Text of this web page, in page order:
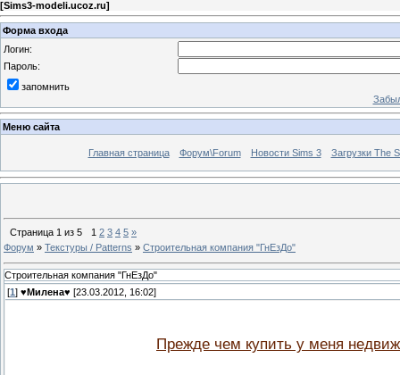
[Sims3-modeli.ucoz.ru]
Форма входа
Логин:
Пароль:
запомнить
Меню сайта
Главная страница Форум\Forum Новости Sims 3 Загрузки The
Страница 1 из 5 1 2 3 4 5 »
Форум » Текстуры / Patterns » Строительная компания "ГнЕзДо"
Строительная компания "ГнЕзДо"
[1 ] ♥Милена♥ [23.03.2012, 16:02]
Прежде чем купить у меня